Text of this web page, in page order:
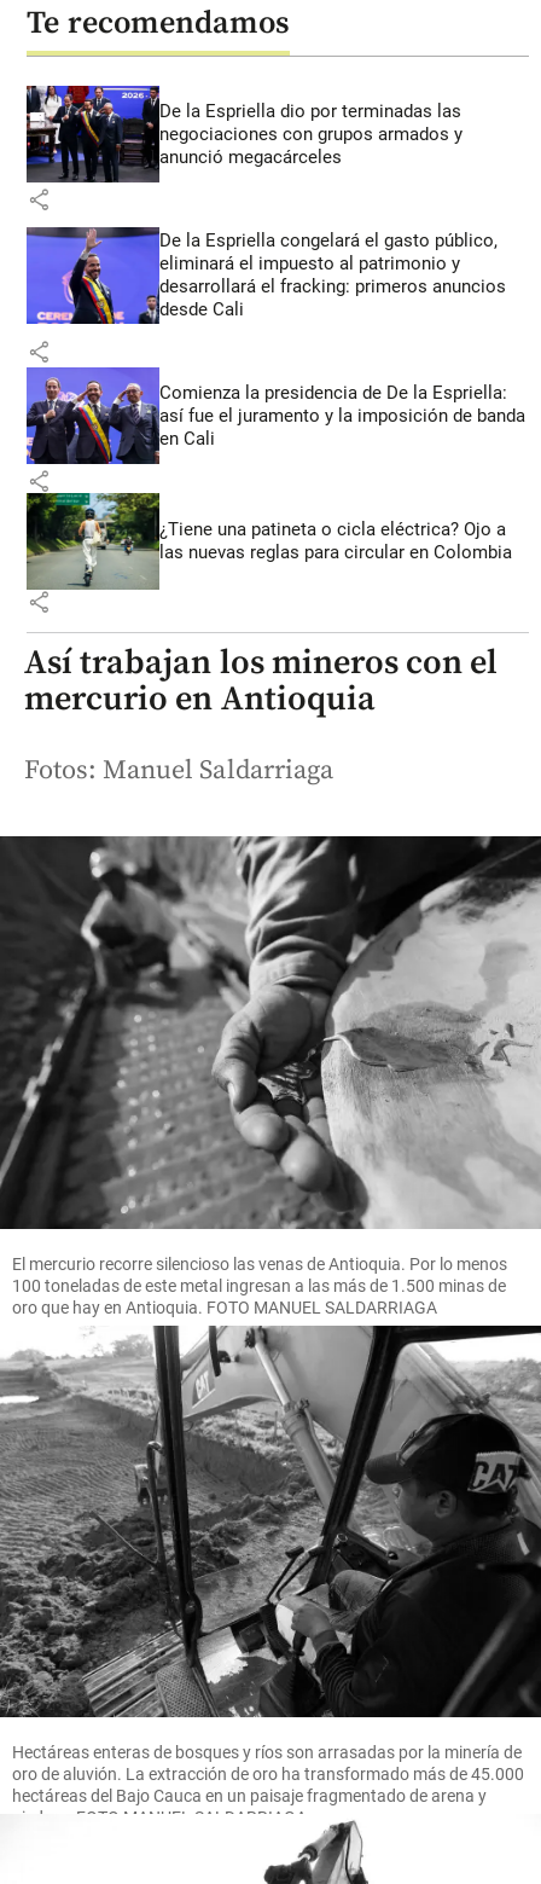
Te recomendamos
De la Espriella dio por terminadas las
negociaciones con grupos armados y
anunció megacárceles
share
De la Espriella congelará el gasto público,
eliminará el impuesto al patrimonio y
desarrollará el fracking: primeros anuncios
desde Cali
share
Comienza la presidencia de De la Espriella:
así fue el juramento y la imposición de banda
en Cali
share
¿Tiene una patineta o cicla eléctrica? Ojo a
las nuevas reglas para circular en Colombia
share
Así trabajan los mineros con el
mercurio en Antioquia
Fotos: Manuel Saldarriaga
El mercurio recorre silencioso las venas de Antioquia. Por lo menos
100 toneladas de este metal ingresan a las más de 1.500 minas de
oro que hay en Antioquia. FOTO MANUEL SALDARRIAGA
Hectáreas enteras de bosques y ríos son arrasadas por la minería de
oro de aluvión. La extracción de oro ha transformado más de 45.000
hectáreas del Bajo Cauca en un paisaje fragmentado de arena y
piedras. FOTO MANUEL SALDARRIAGA